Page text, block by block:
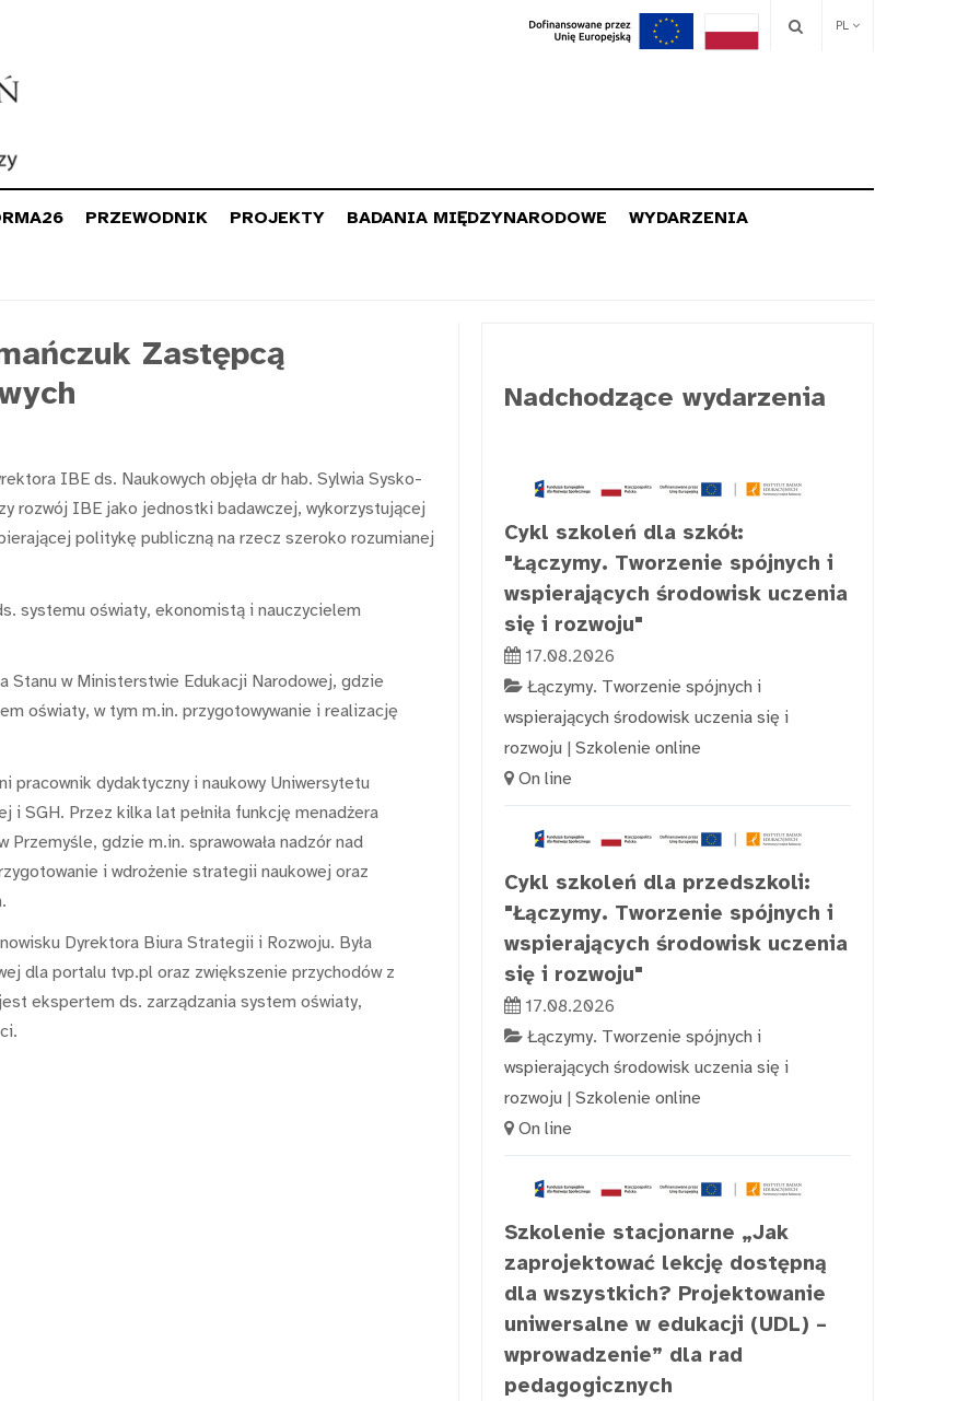
PL
PRZEWODNIK PROJEKTY BADANIA MIĘDZYNARODOWE WYDARZENIA
Zastępcą
IBE ds. Naukowych objęła dr hab. Sylwia Sysko-
rozwój IBE jako jednostki badawczej, wykorzystującej
politykę publiczną na rzecz szeroko rozumianej
systemu oświaty, ekonomistą i nauczycielem
w Ministerstwie Edukacji Narodowej, gdzie
oświaty, w tym m.in. przygotowywanie i realizację
pracownik dydaktyczny i naukowy Uniwersytetu
SGH. Przez kilka lat pełniła funkcję menadżera
gdzie m.in. sprawowała nadzór nad
i wdrożenie strategii naukowej oraz
Dyrektora Biura Strategii i Rozwoju. Była
dla portalu tvp.pl oraz zwiększenie przychodów z
ekspertem ds. zarządzania system oświaty,
Nadchodzące wydarzenia
Cykl szkoleń dla szkół:
"Łączymy. Tworzenie spójnych i
wspierających środowisk uczenia
się i rozwoju"
17.08.2026
Łączymy. Tworzenie spójnych i
wspierających środowisk uczenia się i
rozwoju | Szkolenie online
On line
Cykl szkoleń dla przedszkoli:
"Łączymy. Tworzenie spójnych i
wspierających środowisk uczenia
się i rozwoju"
17.08.2026
Łączymy. Tworzenie spójnych i
wspierających środowisk uczenia się i
rozwoju | Szkolenie online
On line
Szkolenie stacjonarne „Jak
zaprojektować lekcję dostępną
dla wszystkich? Projektowanie
uniwersalne w edukacji (UDL) –
wprowadzenie” dla rad
pedagogicznych